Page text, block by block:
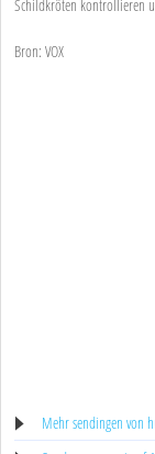
Schildkröten kontrollieren
Bron: VOX
Mehr sendingen von